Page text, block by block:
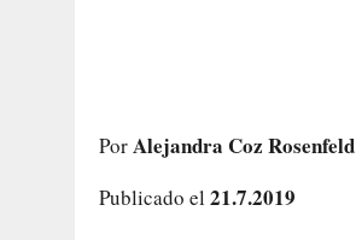
PorAlejandra Coz Rosenfeld
Publicado el 21.7.2019